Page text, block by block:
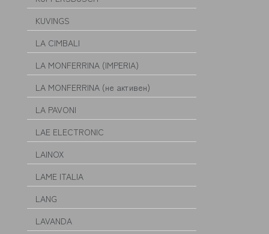
KUVINGS
LA CIMBALI
LA MONFERRINA (IMPERIA)
LA MONFERRINA (не активен)
LA PAVONI
LAE ELECTRONIC
LAINOX
LAME ITALIA
LANG
LAVANDA